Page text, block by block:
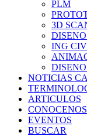
PLM
3D
ING
NOTICIAS
ARTICULOS
CONOCENOS
EVENTOS
BUSCAR